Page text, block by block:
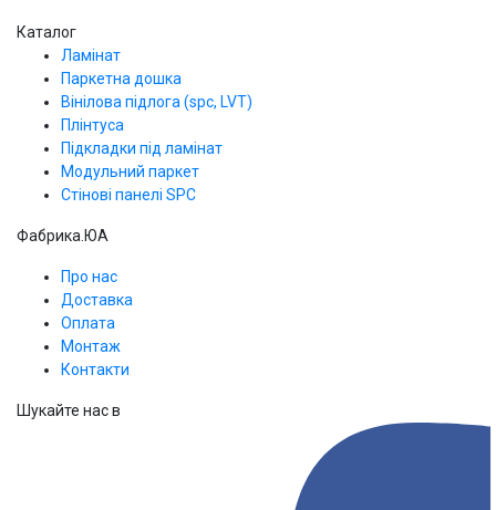
Каталог
Ламінат
Паркетна дошка
Вінілова підлога (spc, LVT)
Плінтуса
Підкладки під ламінат
Модульний паркет
Стінові панелі SPС
Фабрика.ЮА
Про нас
Доставка
Оплата
Монтаж
Контакти
Шукайте нас в